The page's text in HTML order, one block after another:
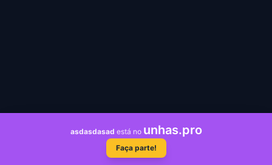
asdasdasad está no unhas.pro
Faça parte!